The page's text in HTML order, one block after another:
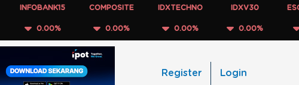
INFOBANK15
0.00%
COMPOSITE
0.00%
IDXTECHNO
0.00%
IDXV30
0.00%
Register Login